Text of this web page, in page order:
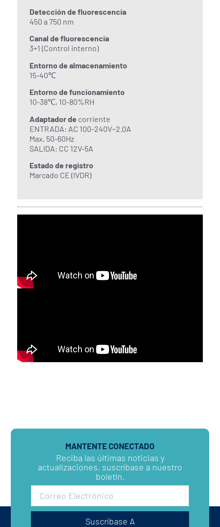
Detección de fluorescencia
450 a 750 nm
Canal de fluorescencia
3+1 (Control interno)
Entorno de almacenamiento
15-40℃
Entorno de funcionamiento
10-38℃, 10-80%RH
Adaptador de corriente
ENTRADA: AC 100-240V~2.0A
Max, 50-60Hz
SALIDA: CC 12V-5A
Estado de registro
Marcado CE (IVDR)
MANTENTE CONECTADO
Reciba las últimas noticias y
actualizaciones, suscríbase a nuestro
boletín.
Suscríbase A